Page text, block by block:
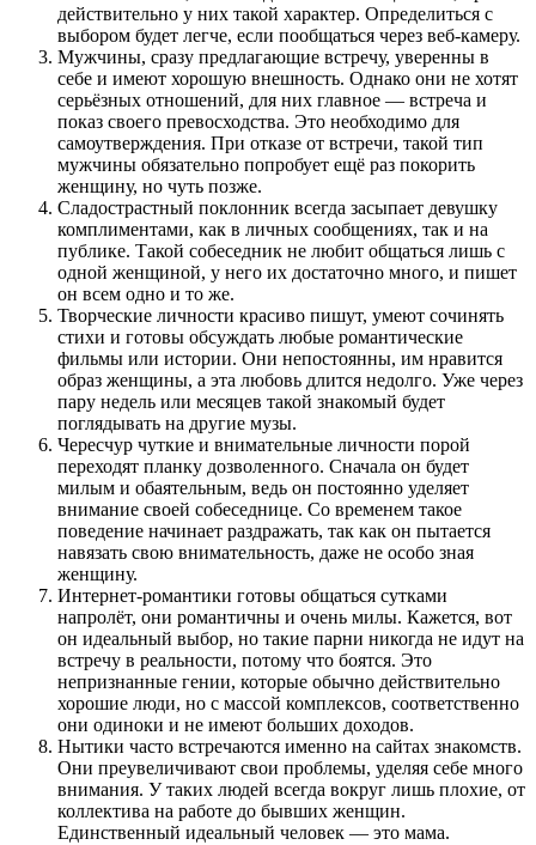
действительно у них такой характер. Определиться с
выбором будет легче, если пообщаться через веб-камеру.
Мужчины, сразу предлагающие встречу, уверенны в
себе и имеют хорошую внешность. Однако они не хотят
серьёзных отношений, для них главное — встреча и
показ своего превосходства. Это необходимо для
самоутверждения. При отказе от встречи, такой тип
мужчины обязательно попробует ещё раз покорить
женщину, но чуть позже.
Сладострастный поклонник всегда засыпает девушку
комплиментами, как в личных сообщениях, так и на
публике. Такой собеседник не любит общаться лишь с
одной женщиной, у него их достаточно много, и пишет
он всем одно и то же.
Творческие личности красиво пишут, умеют сочинять
стихи и готовы обсуждать любые романтические
фильмы или истории. Они непостоянны, им нравится
образ женщины, а эта любовь длится недолго. Уже через
пару недель или месяцев такой знакомый будет
поглядывать на другие музы.
Чересчур чуткие и внимательные личности порой
переходят планку дозволенного. Сначала он будет
милым и обаятельным, ведь он постоянно уделяет
внимание своей собеседнице. Со временем такое
поведение начинает раздражать, так как он пытается
навязать свою внимательность, даже не особо зная
женщину.
Интернет-романтики готовы общаться сутками
напролёт, они романтичны и очень милы. Кажется, вот
он идеальный выбор, но такие парни никогда не идут на
встречу в реальности, потому что боятся. Это
непризнанные гении, которые обычно действительно
хорошие люди, но с массой комплексов, соответственно
они одиноки и не имеют больших доходов.
Нытики часто встречаются именно на сайтах знакомств.
Они преувеличивают свои проблемы, уделяя себе много
внимания. У таких людей всегда вокруг лишь плохие, от
коллектива на работе до бывших женщин.
Единственный идеальный человек — это мама.